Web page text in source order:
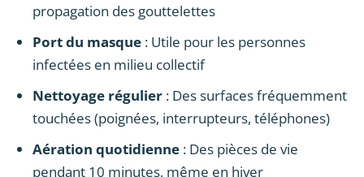
propagation des gouttelettes
Port du masque : Utile pour les personnes
infectées en milieu collectif
Nettoyage régulier : Des surfaces fréquemment
touchées (poignées, interrupteurs, téléphones)
Aération quotidienne : Des pièces de vie
pendant 10 minutes, même en hiver